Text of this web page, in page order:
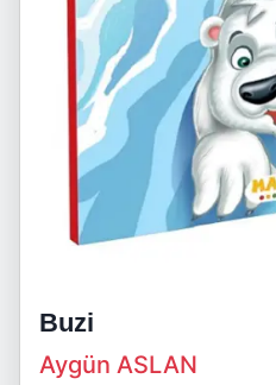
Buzi
Aygün ASLAN